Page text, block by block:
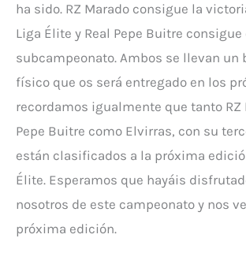
ha sido. RZ Marado consigue la
Liga Élite y Real Pepe Buitre consigue
subcampeonato. Ambos se llevan un
físico que os será entregado en los
recordamos igualmente que tanto RZ
Pepe Buitre como Elvirras, con su
están clasificados a la próxima
Élite. Esperamos que hayáis
nosotros de este campeonato y nos
próxima edición.